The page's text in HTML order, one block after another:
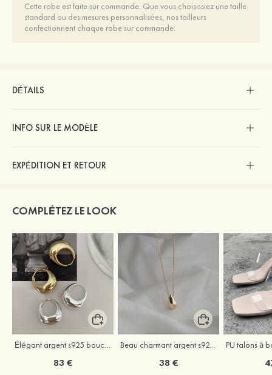
Cette robe est faite sur commande. Que vous choisissiez une taille
standard ou des mesures personnalisées, nos tailleurs
confectionnent chaque robe sur commande.
DÉTAILS
INFO SUR LE MODÈLE
EXPÉDITION ET RETOUR
COMPLÉTEZ LE LOOK
Élégant argent s925 boucles d'oreilles
83 €
Beau charmant argent s925 colliers
38 €